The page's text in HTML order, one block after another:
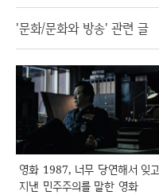
'문화/문화와 방송' 관련 글
영화 1987, 너무 당연해서 잊고
지낸 민주주의를 말한 영화